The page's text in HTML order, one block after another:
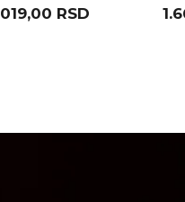
RSD